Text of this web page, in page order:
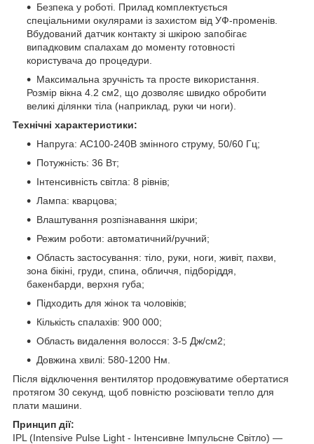
Безпека у роботі. Прилад комплектується
спеціальними окулярами із захистом від УФ-променів.
Вбудований датчик контакту зі шкірою запобігає
випадковим спалахам до моменту готовності
користувача до процедури.
Максимальна зручність та просте використання.
Розмір вікна 4.2 см2, що дозволяє швидко обробити
великі ділянки тіла (наприклад, руки чи ноги).
Технічні характеристики:
Напруга: AC100-240В змінного струму, 50/60 Гц;
Потужність: 36 Вт;
Інтенсивність світла: 8 рівнів;
Лампа: кварцова;
Влаштування розпізнавання шкіри;
Режим роботи: автоматичний/ручний;
Область застосування: тіло, руки, ноги, живіт, пахви,
зона бікіні, груди, спина, обличчя, підборіддя,
бакенбарди, верхня губа;
Підходить для жінок та чоловіків;
Кількість спалахів: 900 000;
Область видалення волосся: 3-5 Дж/см2;
Довжина хвилі: 580-1200 Hм.
Після відключення вентилятор продовжуватиме обертатися
протягом 30 секунд, щоб повністю розсіювати тепло для
плати машини.
Принцип дії:
IPL (Intensive Pulse Light - Інтенсивне Імпульсне Світло) —